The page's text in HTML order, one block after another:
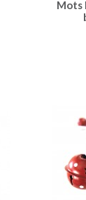
Mots